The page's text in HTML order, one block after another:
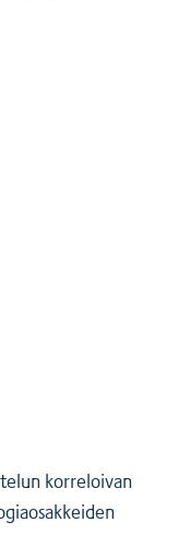
korreloivan